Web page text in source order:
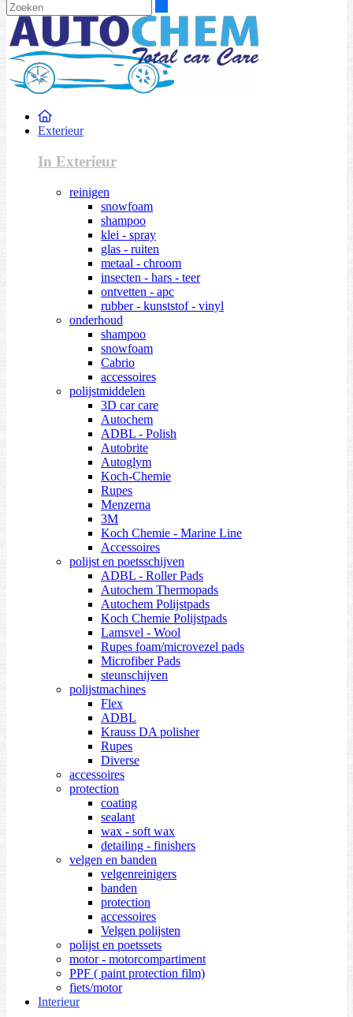
Exterieur
In Exterieur
reinigen
snowfoam
shampoo
klei - spray
glas - ruiten
metaal - chroom
insecten - hars - teer
ontvetten - apc
rubber - kunststof - vinyl
onderhoud
shampoo
snowfoam
Cabrio
accessoires
polijstmiddelen
3D car care
Autochem
ADBL - Polish
Autobrite
Autoglym
Koch-Chemie
Rupes
Menzerna
3M
Koch Chemie - Marine Line
Accessoires
polijst en poetsschijven
ADBL - Roller Pads
Autochem Thermopads
Autochem Polijstpads
Koch Chemie Polijstpads
Lamsvel - Wool
Rupes foam/microvezel pads
Microfiber Pads
steunschijven
polijstmachines
Flex
ADBL
Krauss DA polisher
Rupes
Diverse
accessoires
protection
coating
sealant
wax - soft wax
detailing - finishers
velgen en banden
velgenreinigers
banden
protection
accessoires
Velgen polijsten
polijst en poetssets
motor - motorcompartiment
PPF ( paint protection film)
fiets/motor
Interieur